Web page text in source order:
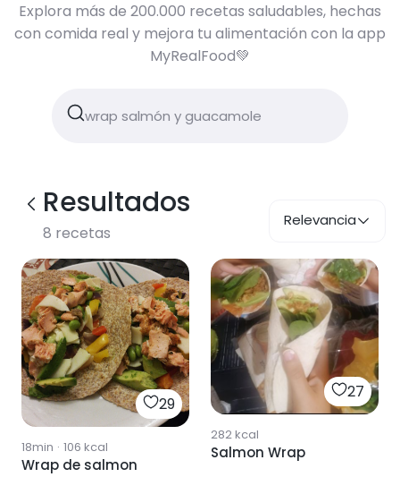
Explora más de 200.000 recetas saludables, hechas
con comida real y mejora tu alimentación con la app
MyRealFood💚
Resultados
8 recetas
Relevancia
29
18min · 106 kcal
Wrap de salmon
27
282kcal
Salmon Wrap